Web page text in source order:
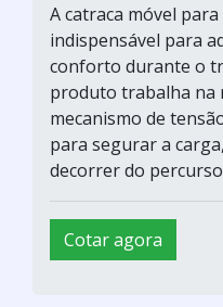
A catraca móvel
indispensável para
conforto durante o
produto trabalha na
mecanismo de
para segurar a
decorrer do
Cotar agora